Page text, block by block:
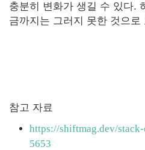
충분히 변화가 생길 수 있다.
금까지는 그러지 못한 것으로
참고 자료
https://shiftmag.dev/
5653